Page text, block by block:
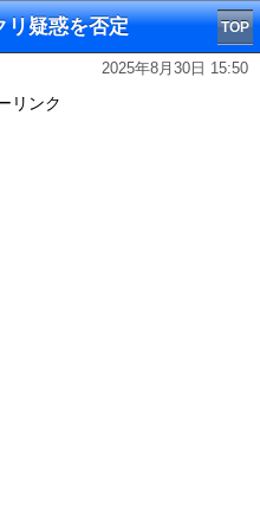
リ疑惑を否定 TOP
2025年8月30日 15:50
リンク